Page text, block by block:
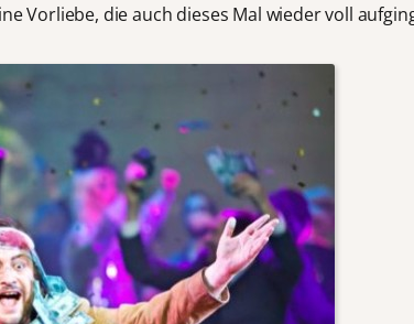
Vorliebe, die auch dieses Mal wieder voll